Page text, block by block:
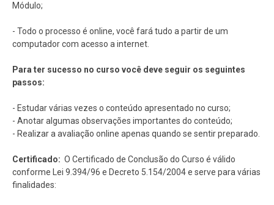
Módulo;
- Todo o processo é online, você fará tudo a partir de um
computador com acesso a internet.
Para ter sucesso no curso você deve seguir os seguintes
passos:
- Estudar várias vezes o conteúdo apresentado no curso;
- Anotar algumas observações importantes do conteúdo;
- Realizar a avaliação online apenas quando se sentir preparado.
Certificado: O Certificado de Conclusão do Curso é válido
conforme Lei 9.394/96 e Decreto 5.154/2004 e serve para várias
finalidades: